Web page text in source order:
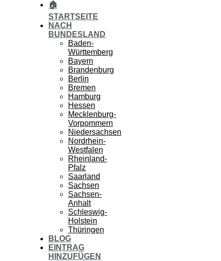
🏠
STARTSEITE
NACH
BUNDESLAND
Baden-
Württemberg
Bayern
Brandenburg
Berlin
Bremen
Hamburg
Hessen
Mecklenburg-
Vorpommern
Niedersachsen
Nordrhein-
Westfalen
Rheinland-
Pfalz
Saarland
Sachsen
Sachsen-
Anhalt
Schleswig-
Holstein
Thüringen
BLOG
EINTRAG
HINZUFÜGEN